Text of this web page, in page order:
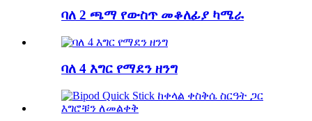
ባለ 2 ጫማ የውስጥ መቆለፊያ ካሜራ
ባለ 4 እግር የማደን ዘንግ